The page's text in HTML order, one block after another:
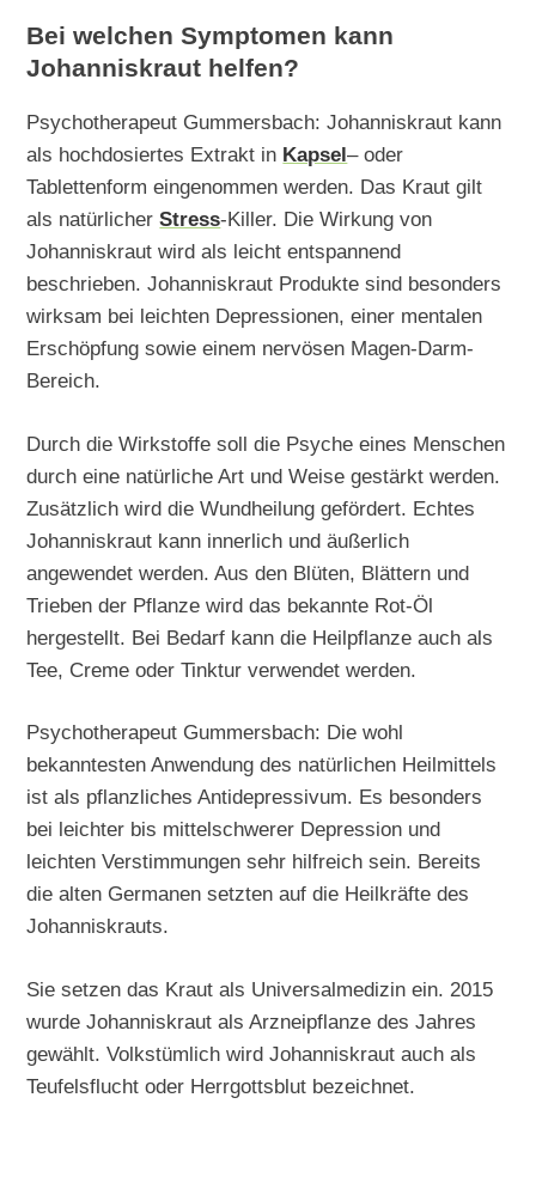
Bei welchen Symptomen kann
Johanniskraut helfen?
Psychotherapeut Gummersbach: Johanniskraut kann
als hochdosiertes Extrakt in Kapsel– oder
Tablettenform eingenommen werden. Das Kraut gilt
als natürlicherStress-Killer. Die Wirkung von
Johanniskraut wird als leicht entspannend
beschrieben. Johanniskraut Produkte sind besonders
wirksam bei leichten Depressionen, einer mentalen
Erschöpfung sowie einem nervösen Magen-Darm-
Bereich.
Durch die Wirkstoffe soll die Psyche eines Menschen
durch eine natürliche Art und Weise gestärkt werden.
Zusätzlich wird die Wundheilung gefördert. Echtes
Johanniskraut kann innerlich und äußerlich
angewendet werden. Aus den Blüten, Blättern und
Trieben der Pflanze wird das bekannte Rot-Öl
hergestellt. Bei Bedarf kann die Heilpflanze auch als
Tee, Creme oder Tinktur verwendet werden.
Psychotherapeut Gummersbach: Die wohl
bekanntesten Anwendung des natürlichen Heilmittels
ist als pflanzliches Antidepressivum. Es besonders
bei leichter bis mittelschwerer Depression und
leichten Verstimmungen sehr hilfreich sein. Bereits
die alten Germanen setzten auf die Heilkräfte des
Johanniskrauts.
Sie setzen das Kraut als Universalmedizin ein. 2015
wurde Johanniskraut als Arzneipflanze des Jahres
gewählt. Volkstümlich wird Johanniskraut auch als
Teufelsflucht oder Herrgottsblut bezeichnet.